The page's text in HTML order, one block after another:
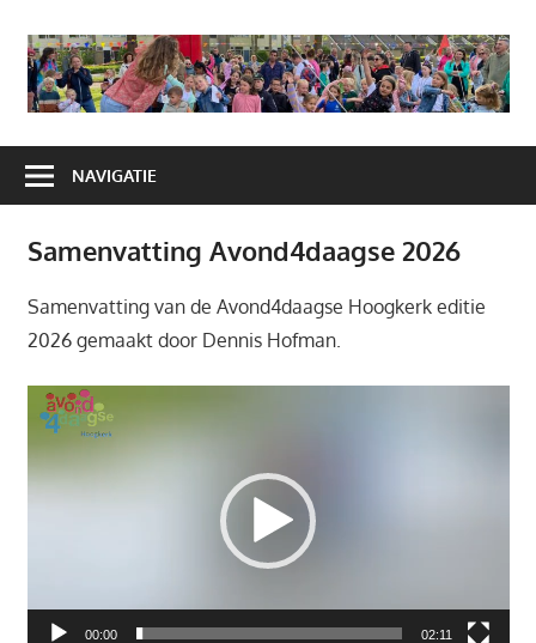
naar
inhoud
NAVIGATIE
Samenvatting Avond4daagse 2026
Samenvatting van de Avond4daagse Hoogkerk editie
2026 gemaakt door Dennis Hofman.
Videospeler
00:00 02:11